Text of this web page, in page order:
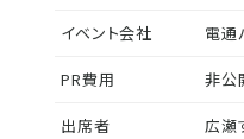
イベント会社 電通
PR費用 非公
出席者 広瀬